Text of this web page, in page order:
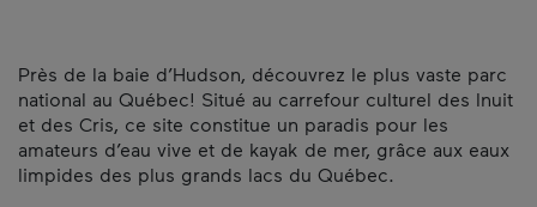
Près de la baie d’Hudson, découvrez le plus vaste parc
national au Québec! Situé au carrefour culturel des Inuit
et des Cris, ce site constitue un paradis pour les
amateurs d’eau vive et de kayak de mer, grâce aux eaux
limpides des plus grands lacs du Québec.